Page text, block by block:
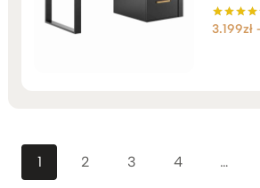
Oceniono
3.199zł
1 2 3 4 …